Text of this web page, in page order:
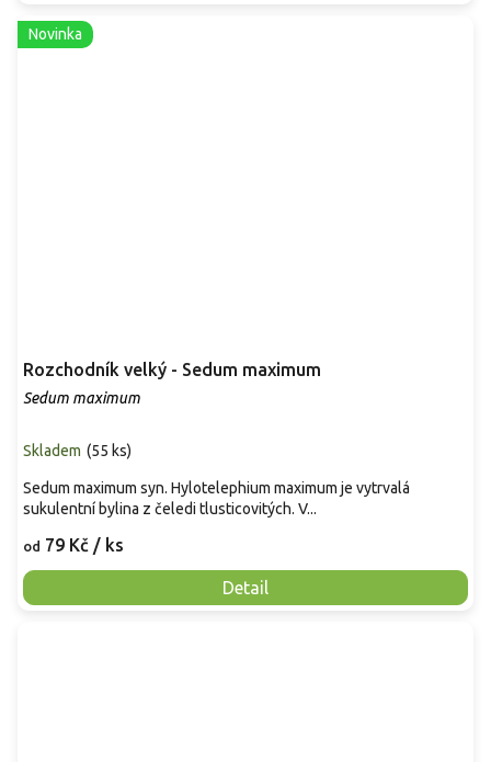
Novinka
Rozchodník velký - Sedum maximum
Sedum maximum
Skladem (55 ks)
od 79 Kč / ks
Detail
Sedum maximum syn. Hylotelephium maximum je vytrvalá
sukulentní bylina z čeledi tlusticovitých. V...